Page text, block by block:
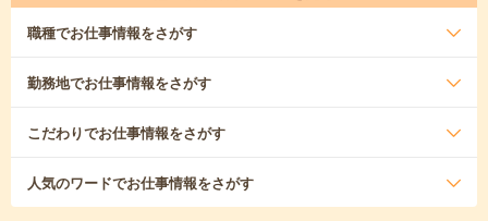
職種でお仕事情報をさがす
勤務地でお仕事情報をさがす
こだわりでお仕事情報をさがす
人気のワードでお仕事情報をさがす